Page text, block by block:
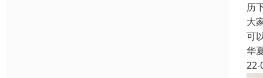
历
大
可
华
22-